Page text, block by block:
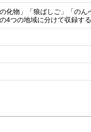
化物」「狼ばしご」「の
4つの地域に分けて収録す